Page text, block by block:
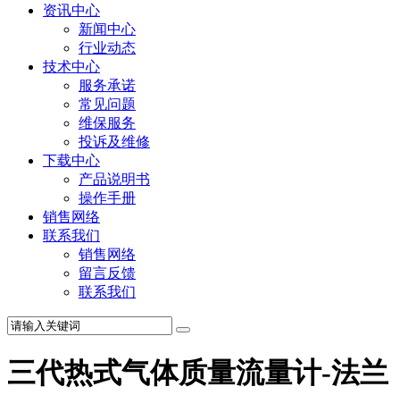
资讯中心
新闻中心
行业动态
技术中心
服务承诺
常见问题
维保服务
投诉及维修
下载中心
产品说明书
操作手册
销售网络
联系我们
销售网络
留言反馈
联系我们
三代热式气体质量流量计-法兰